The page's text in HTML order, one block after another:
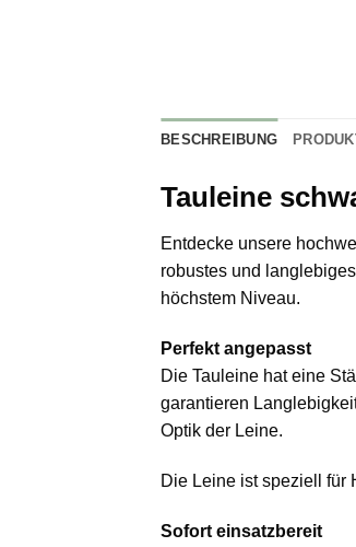
BESCHREIBUNG
Tauleine
Entdecke unsere
robustes und
höchstem Niveau.
Perfekt angepasst
Die Tauleine hat eine
garantieren
Optik der Leine.
Die Leine ist speziell für
Sofort einsatzbereit